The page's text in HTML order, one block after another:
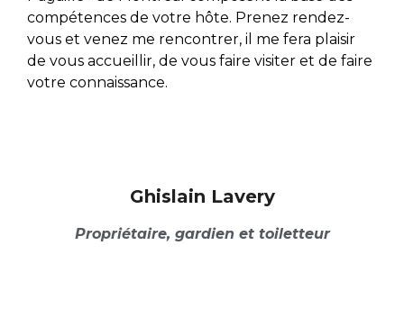
compétences de votre hôte. Prenez rendez-
vous et venez me rencontrer, il me fera plaisir
de vous accueillir, de vous faire visiter et de faire
votre connaissance.
Ghislain Lavery
Propriétaire, gardien et toiletteur